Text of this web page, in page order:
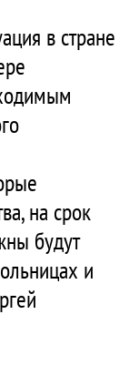
в стране
на срок
будут
и